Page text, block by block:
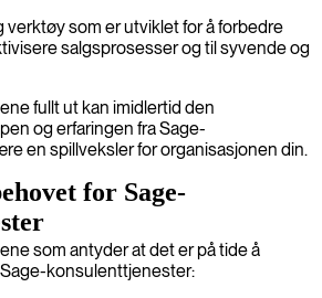
verktøy som er utviklet for å forbedre
salgsprosesser og til syvende og
fullt ut kan imidlertid den
og erfaringen fra Sage-
en spillveksler for organisasjonen din.
for Sage-
som antyder at det er på tide å
konsulenttjenester: